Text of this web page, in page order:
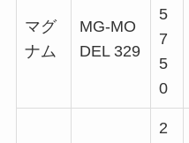
マグ
ナム
MG-MO
DEL 329
5
7
5
0
2